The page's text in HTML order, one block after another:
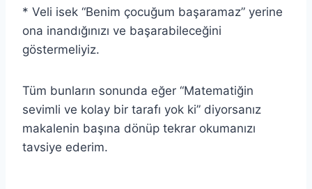
* Veli isek “Benim çocuğum başaramaz” yerine
ona inandığınızı ve başarabileceğini
göstermeliyiz.
Tüm bunların sonunda eğer “Matematiğin
sevimli ve kolay bir tarafı yok ki” diyorsanız
makalenin başına dönüp tekrar okumanızı
tavsiye ederim.